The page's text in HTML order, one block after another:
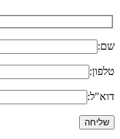
שם:
טלפון:
דוא"ל: